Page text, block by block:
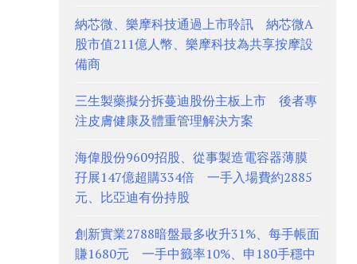
納芯微、樂摩科技通過上市聆訊 納芯微A
股市值211億人幣、樂摩科技為共享按摩設
備商
三生製藥擬分拆蔓迪股份主板上市 後者專
注皮膚健康及體重管理解決方案
海偉股份9609招股、從事製造電容器薄膜
孖展147億超購334倍 一手入場費約2885
元、比亞迪有份持股
創新實業2788暗盤最多收升31%、每手帳面
賺1680元 一手中籤率10%、申180手穩中